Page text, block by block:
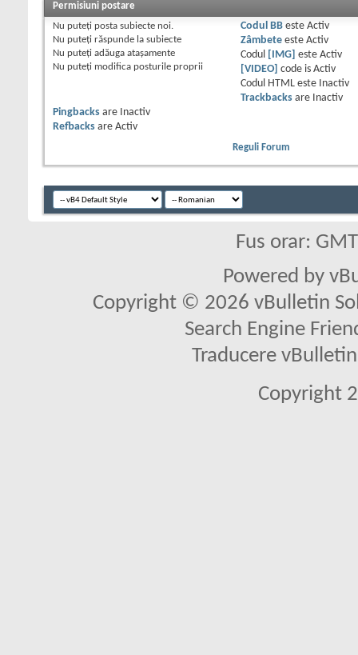
Permisiuni postare
Nu puteţi posta subiecte noi.
Nu puteţi răspunde la subiecte
Nu puteţi adăuga ataşamente
Nu puteţi modifica posturile proprii
Codul BBeste Activ
Zâmbeteeste Activ
Codul
[IMG] este Activ
[VIDEO]
code is Activ
Codul HTML este
Inactiv
Trackbacksare
Inactiv
Pingbacks are
Inactiv
Refbacks are Activ
Reguli Forum
Fus orar:
Powered by
Copyright © 2026 vBulletin
Search Engine
Traducere
Copyright